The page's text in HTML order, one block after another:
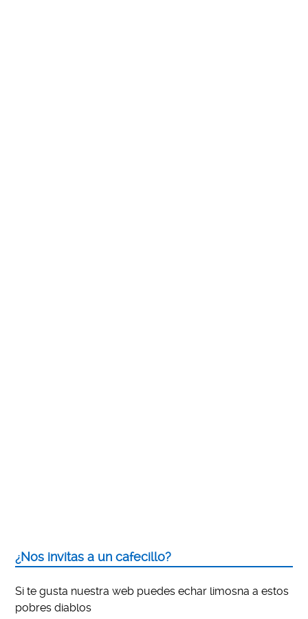
¿Nos invitas a un cafecillo?
Si te gusta nuestra web puedes echar limosna a estos
pobres diablos